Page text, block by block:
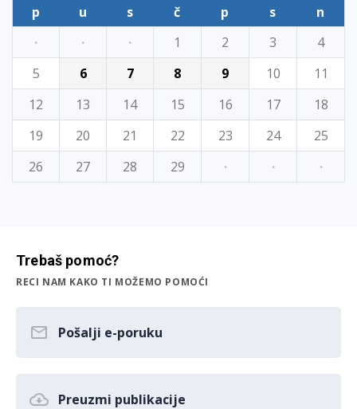
p
u s č p s
n
·
· · 1 2 3
4
5
6 7 8 9 10
11
12
13 14 15 16 17
18
19
20 21 22 23 24
25
26
27 28 29 · · ·
Trebaš pomoć?
RECI NAM KAKO TI MOŽEMO POMOĆI
Pošalji e-poruku
Preuzmi publikacije